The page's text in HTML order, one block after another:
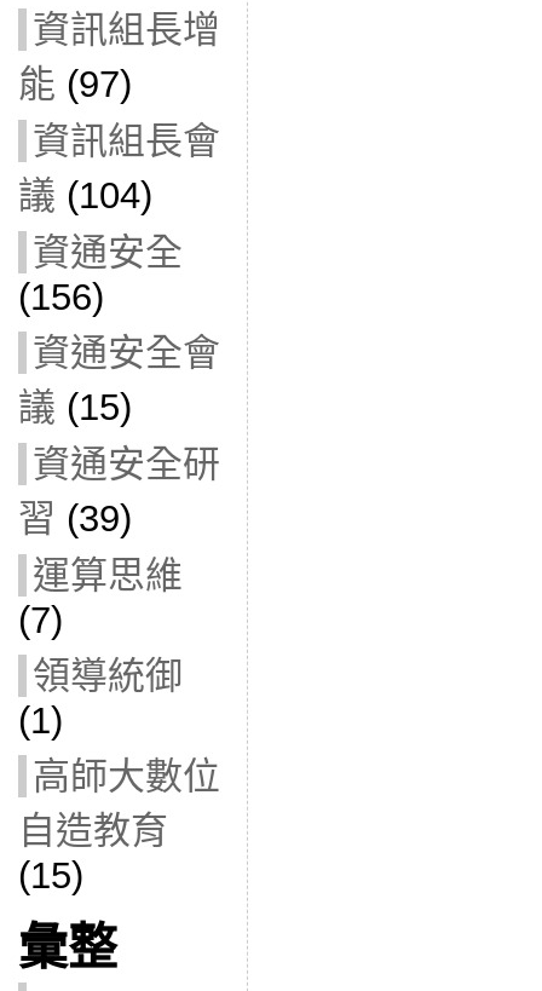
資訊組長增
能 (97)
資訊組長會
議 (104)
資通安全
(156)
資通安全會
議 (15)
資通安全研
習 (39)
運算思維
(7)
領導統御
(1)
高師大數位
自造教育
(15)
彙整